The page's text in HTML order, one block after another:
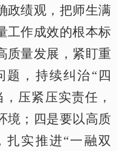
政绩观，把师生满
工作成效的根本标
质量发展，紧盯重
题，持续纠治“四
压紧压实责任，
境；四是要以高质
扎实推进“一融双